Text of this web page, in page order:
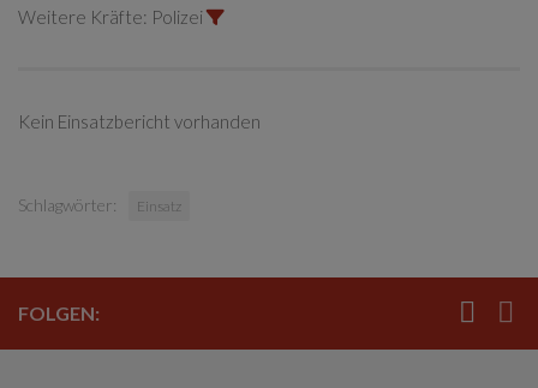
Weitere Kräfte: Polizei
Kein Einsatzbericht vorhanden
Schlagwörter: Einsatz
FOLGEN: